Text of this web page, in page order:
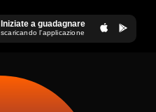
Iniziate a guadagnare
scaricando l'applicazione